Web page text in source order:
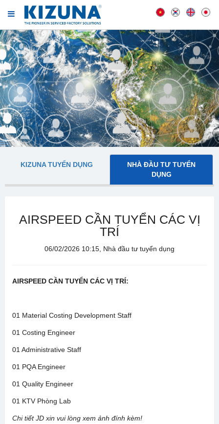
KIZUNA TUYỂN DỤNG
NHÀ ĐẦU TƯ TUYỂN
DỤNG
AIRSPEED CẦN TUYỂN CÁC VỊ
TRÍ
06/02/2026 10:15, Nhà đầu tư tuyển dụng
AIRSPEED CẦN TUYỂN CÁC VỊ TRÍ:
01 Material Costing Development Staff
01 Costing Engineer
01 Administrative Staff
01 PQA Engineer
01 Quality Engineer
01 KTV Phòng Lab
Chi tiết JD xin vui lòng xem ảnh đính kèm!